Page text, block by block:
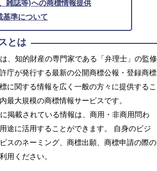
雑誌等)への商標情報提供
基準について
とは
、知的財産の専門家である「弁理士」の監修
庁が発行する最新の公開商標公報・登録商標
に関する情報を広く一般の方々に提供するこ
最大規模の商標情報サービスです。
掲載されている情報は、商用・非商用問わ
途に活用することができます。 自身のビジ
スのネーミング、商標出願、商標申請の際の
用ください。